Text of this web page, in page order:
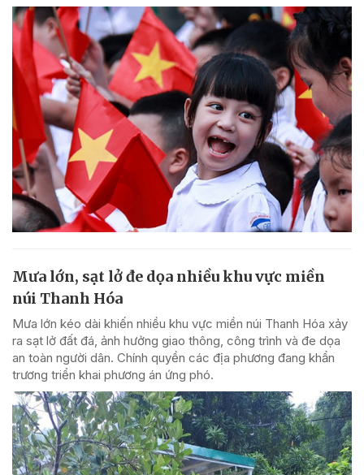
Mưa lớn, sạt lở đe dọa nhiều khu vực miền
núi Thanh Hóa
Mưa lớn kéo dài khiến nhiều khu vực miền núi Thanh Hóa xảy
ra sạt lở đất đá, ảnh hưởng giao thông, công trình và đe dọa
an toàn người dân. Chính quyền các địa phương đang khẩn
trương triển khai phương án ứng phó.